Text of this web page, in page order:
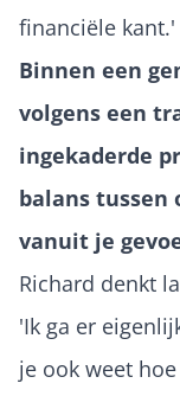
financiële kant.'
Binnen een
volgens een
ingekaderde
balans tussen
vanuit je
Richard denkt
'Ik ga er
je ook weet